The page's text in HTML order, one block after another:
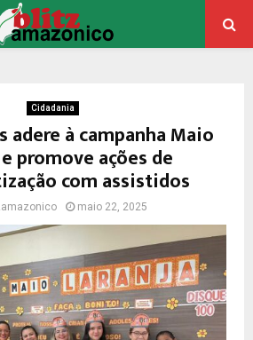
Cidadania
adere à campanha Maio
promove ações de
com assistidos
maio 22, 2025